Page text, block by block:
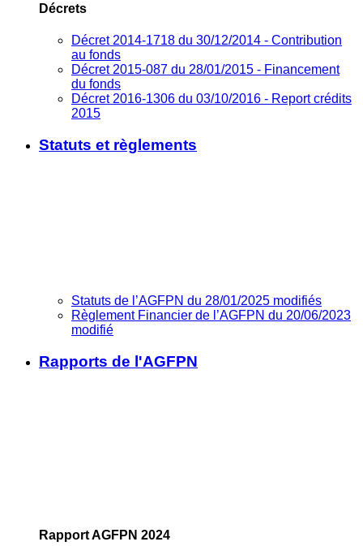
Décrets
Décret 2014-1718 du 30/12/2014 - Contribution
au fonds
Décret 2015-087 du 28/01/2015 - Financement
du fonds
Décret 2016-1306 du 03/10/2016 - Report crédits
2015
Statuts et règlements
Statuts de l’AGFPN du 28/01/2025 modifiés
Règlement Financier de l’AGFPN du 20/06/2023
modifié
Rapports de l'AGFPN
Rapport AGFPN 2024